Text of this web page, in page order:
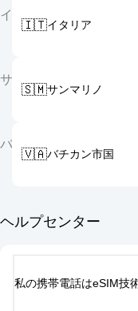
イ
🇮🇹イタリア
サ
🇸🇲サンマリノ
バ
🇻🇦バチカン市国
ヘルプセンター
私の携帯電話はeSIM技